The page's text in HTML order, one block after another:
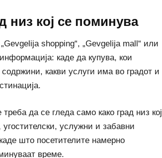
низ кој се поминува
shopping“, „Gevgelija mall“ или
каде да купува, кои
какви услуги има во градот и
да се гледа само како град низ кој
услужни и забавни
што посетителите намерно
време.